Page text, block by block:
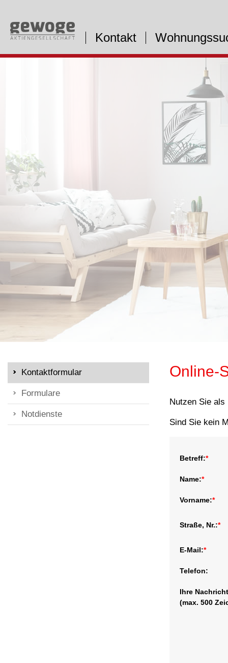
Kontakt
Kontaktformular
Formulare
Notdienste
Online-
Nutzen Sie als
Sind Sie kein
Betreff:*
Name:*
Vorname:*
Straße, Nr.:*
E-Mail:*
Telefon:
Ihre Nachricht
(max. 500